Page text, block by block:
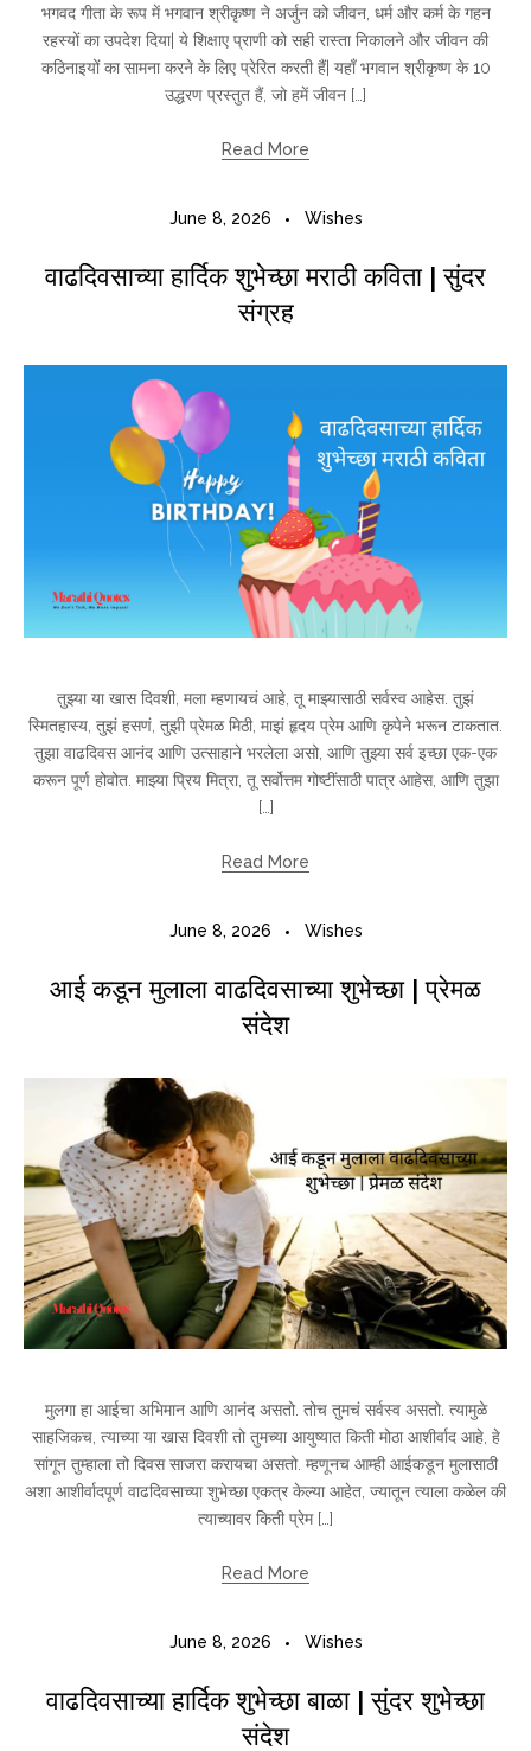
भगवद गीता के रूप में भगवान श्रीकृष्ण ने अर्जुन को जीवन, धर्म और कर्म के गहन
रहस्यों का उपदेश दिया| ये शिक्षाए प्राणी को सही रास्ता निकालने और जीवन की
कठिनाइयों का सामना करने के लिए प्रेरित करती हैं| यहाँ भगवान श्रीकृष्ण के 10
उद्धरण प्रस्तुत हैं, जो हमें जीवन […]
Read More
June 8, 2026 Wishes
वाढदिवसाच्या हार्दिक शुभेच्छा मराठी कविता | सुंदर
संग्रह
तुझ्या या खास दिवशी, मला म्हणायचं आहे, तू माझ्यासाठी सर्वस्व आहेस. तुझं
स्मितहास्य, तुझं हसणं, तुझी प्रेमळ मिठी, माझं हृदय प्रेम आणि कृपेने भरून टाकतात.
तुझा वाढदिवस आनंद आणि उत्साहाने भरलेला असो, आणि तुझ्या सर्व इच्छा एक-एक
करून पूर्ण होवोत. माझ्या प्रिय मित्रा, तू सर्वोत्तम गोष्टींसाठी पात्र आहेस, आणि तुझा
[…]
Read More
June 8, 2026 Wishes
आई कडून मुलाला वाढदिवसाच्या शुभेच्छा | प्रेमळ
संदेश
मुलगा हा आईचा अभिमान आणि आनंद असतो. तोच तुमचं सर्वस्व असतो. त्यामुळे
साहजिकच, त्याच्या या खास दिवशी तो तुमच्या आयुष्यात किती मोठा आशीर्वाद आहे, हे
सांगून तुम्हाला तो दिवस साजरा करायचा असतो. म्हणूनच आम्ही आईकडून मुलासाठी
अशा आशीर्वादपूर्ण वाढदिवसाच्या शुभेच्छा एकत्र केल्या आहेत, ज्यातून त्याला कळेल की
त्याच्यावर किती प्रेम […]
Read More
June 8, 2026 Wishes
वाढदिवसाच्या हार्दिक शुभेच्छा बाळा | सुंदर शुभेच्छा
संदेश